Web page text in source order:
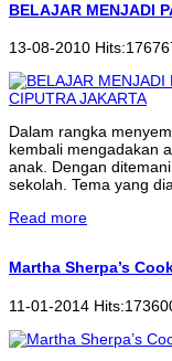
BELAJAR MENJADI
13-08-2010
Dalam rangka
kembali mengadakan
anak. Dengan
sekolah. Tema yang
Read more
Martha Sherpa’s
11-01-2014